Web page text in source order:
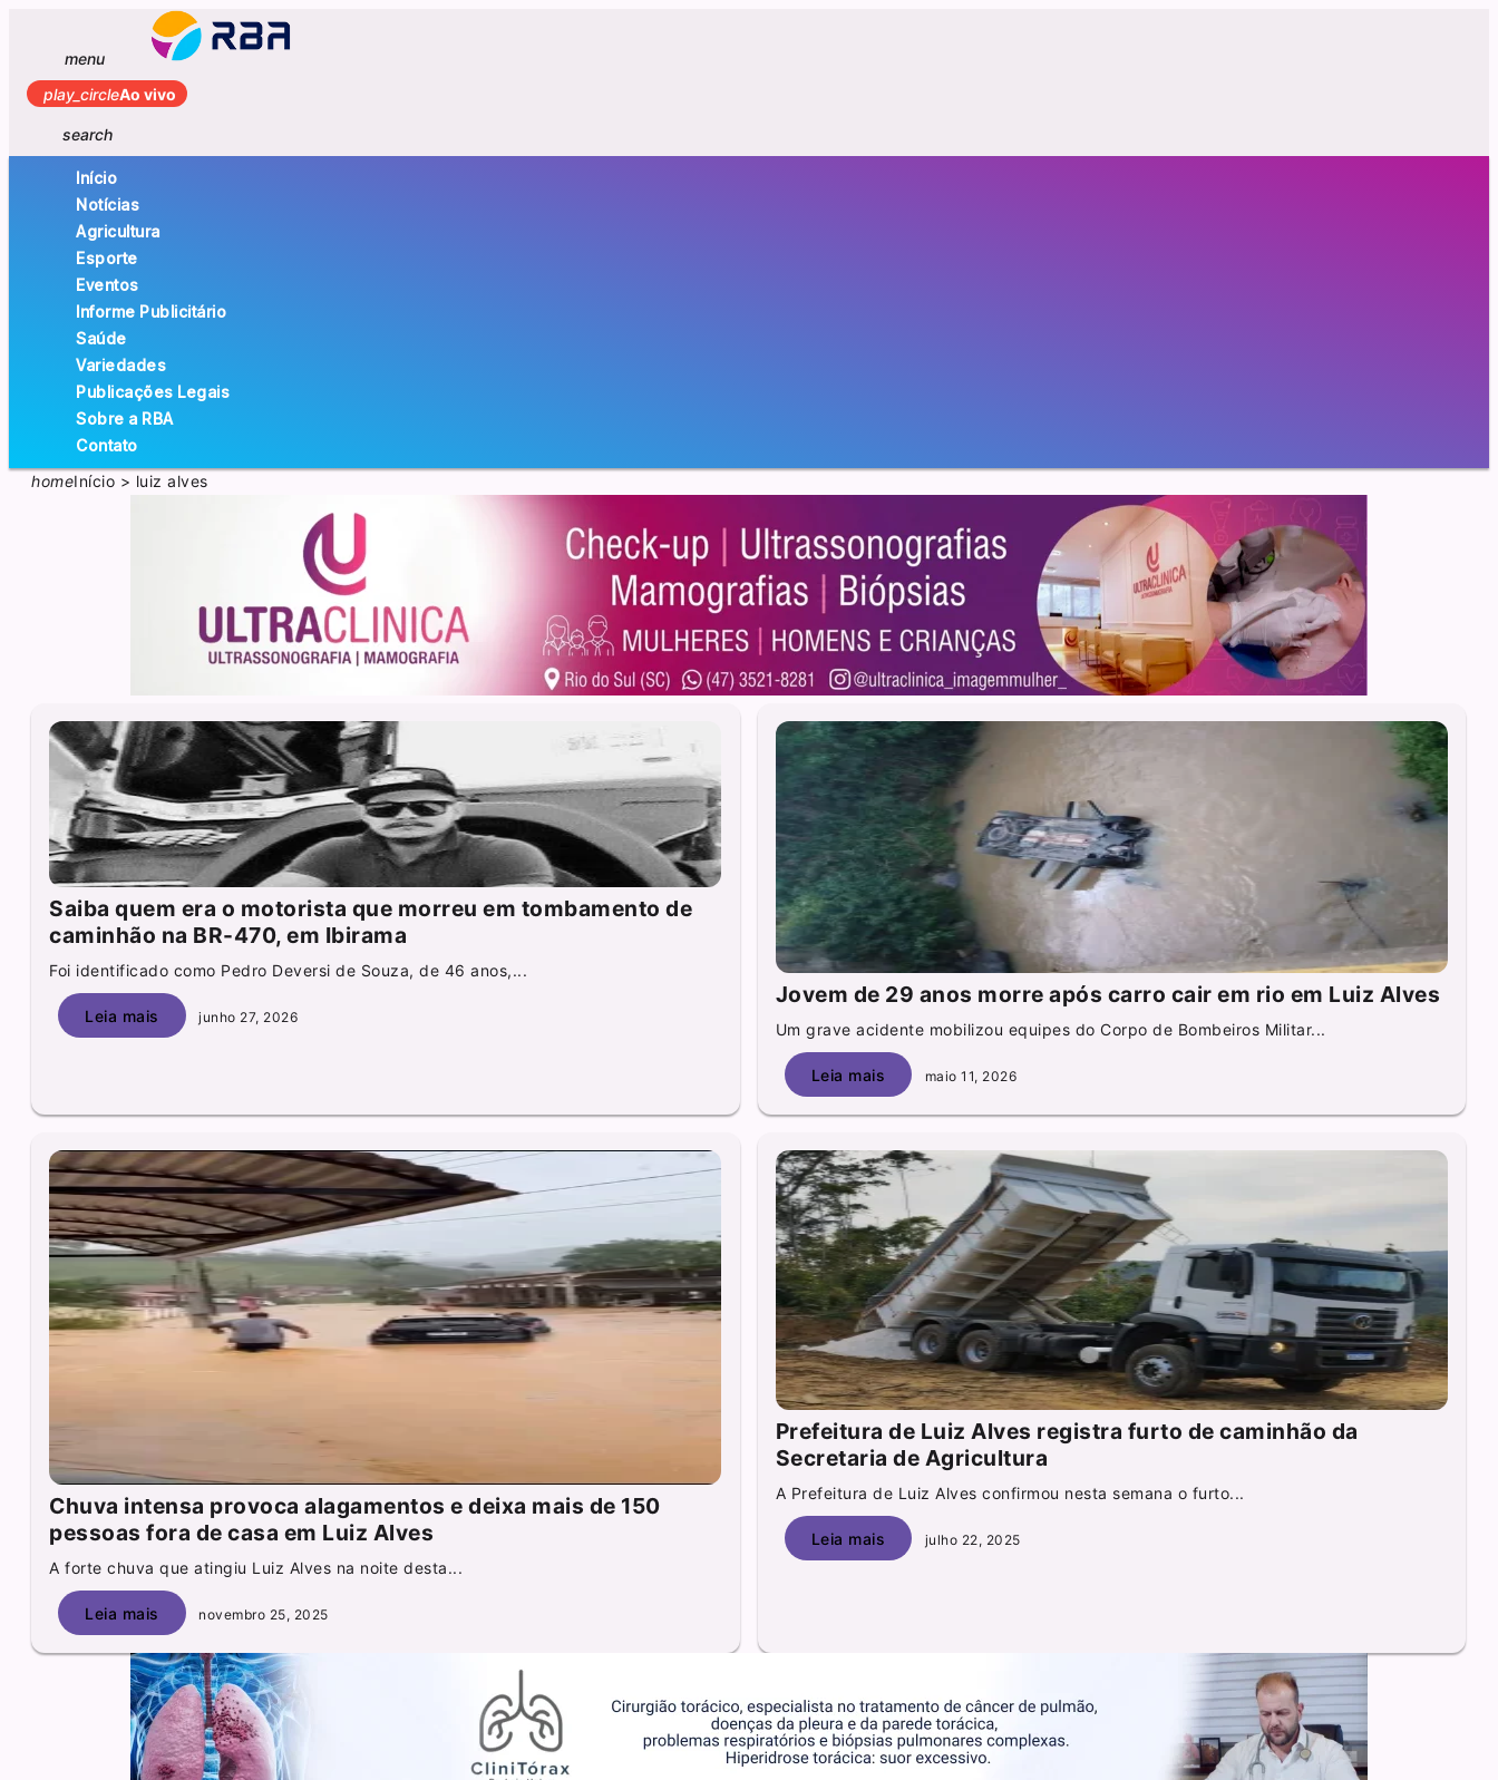
menu
play_circleAo vivo
search
Início
Notícias
Agricultura
Esporte
Eventos
Informe Publicitário
Saúde
Variedades
Publicações Legais
Sobre a RBA
Contato
homeInício > luiz alves
Saiba quem era o motorista que morreu em tombamento de
caminhão na BR-470, em Ibirama
Foi identificado como Pedro Deversi de Souza, de 46 anos,...
Leia mais junho 27, 2026
Jovem de 29 anos morre após carro cair em rio em Luiz Alves
Um grave acidente mobilizou equipes do Corpo de Bombeiros Militar...
Leia mais maio 11, 2026
Chuva intensa provoca alagamentos e deixa mais de 150
pessoas fora de casa em Luiz Alves
A forte chuva que atingiu Luiz Alves na noite desta...
Leia mais novembro 25, 2025
Prefeitura de Luiz Alves registra furto de caminhão da
Secretaria de Agricultura
A Prefeitura de Luiz Alves confirmou nesta semana o furto...
Leia mais julho 22, 2025